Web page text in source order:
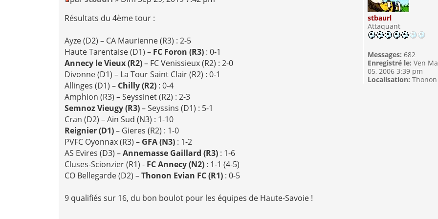
Résultats du 4ème tour :
Ayze (D2) – CA Maurienne (R3) : 2-5
Haute Tarentaise (D1) – FC Foron (R3) : 0-1
Annecy le Vieux (R2)– FC Venissieux (R2) : 2-0
Divonne (D1) – La Tour Saint Clair (R2) : 0-1
Allinges (D1) – Chilly (R2) : 0-4
Amphion (R3) – Seyssinet (R2) : 2-3
Semnoz Vieugy (R3)– Seyssins (D1) : 5-1
Cran (D2) – Ain Sud (N3) : 1-10
Reignier (D1)– Gieres (R2) : 1-0
PVFC Oyonnax (R3) – GFA (N3) : 1-2
AS Evires (D3) –Annemasse Gaillard (R3) : 1-6
Cluses-Scionzier (R1) - FC Annecy (N2) : 1-1 (4-5)
CO Bellegarde (D2) –Thonon Evian FC (R1) : 0-5
9 qualifiés sur 16, du bon boulot pour les équipes de Haute-Savoie !
stbaurl
Attaquant
Messages: 682
Enregistré le: Ven
05, 2006 3:39 pm
Localisation: Thonon